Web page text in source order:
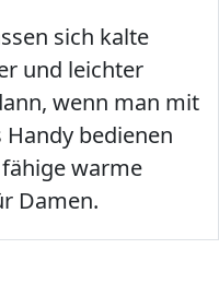
sich kalte
und leichter
wenn man mit
bedienen
warme
Damen.